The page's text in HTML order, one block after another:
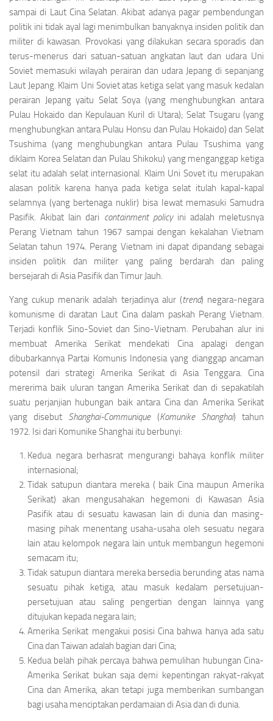
sam­pai di Laut Cina Selatan. Akibat adanya pagar pembendungan
politik ini tidak ayal lagi menim­bulkan banyaknya insiden politik dan
militer di kawasan. Provokasi yang dilakukan secara spora­dis dan
terus-menerus dari satuan-satuan angka­tan laut dan udara Uni
Soviet memasuki wilayah perairan dan udara Jepang di sepanjang
Laut Je­pang. Klaim Uni Soviet atas ketiga selat yang masuk kedalan
perairan Jepang yaitu Selat Soya (yang menghubungkan antara
Pulau Hokaido dan Kepulauan Kuril di Utara); Selat Tsugaru (yang
menghubungkan antara Pulau Honsu dan Pulau Hokaido) dan Selat
Tsushima (yang menghubungkan an­tara Pulau Tsushima yang
diklaim Korea Selatan dan Pulau Shikoku) yang menganggap ketiga
selat itu adalah selat internasional. Klaim Uni Sovet itu merupakan
alasan politik karena hanya pada ketiga selat itulah kapal-kapal
selamnya (yang bertenaga nuklir) bisa Iewat memasuki Samudra
Pasifik. Akibat lain dari containment policyini adalah meletusnya
Perang Vietnam ta­hun 1967 sampai dengan kekalahan Vietnam
Selatan tahun 1974. Perang Vietnam ini dapat dipandang sebagai
insiden politik dan militer yang paling berdarah dan paling
bersejarah di Asia Pasifik dan Timur Jauh.
Yang cukup menarik adalah terjadinya alur (trend) negara-negara
komunisme di daratan Laut Cina dalam paskah Perang Vietnam.
Terjadi konflik Sino-Soviet dan Sino-Vietnam. Perubah­an alur ini
membuat Amerika Serikat mendekati Cina apalagi dengan
dibubarkannya Partai Komunis Indonesia yang dianggap ancaman
potensil dari strategi Amerika Serikat di Asia Tengga­ra. Cina
mererima baik uluran tangan Amerika Serikat dan di sepakatilah
suatu perjanjian hu­bungan baik antara Cina dan Amerika Serikat
yang disebut Shanghai-Communique(Komunike Shanghai) tahun
1972. Isi dari Komunike Shanghai itu berbunyi:
Kedua negara berhasrat mengurangi bahaya konflik militer
internasional;
Tidak satupun diantara mereka ( baik Cina maupun Amerika
Serikat) akan mengusahakan hegemoni di Kawasan Asia
Pasifik atau di sesuatu kawasan lain di dunia dan masing-
masing pihak menentang usaha-usaha oleh sesuatu negara
lain atau kelompok negara lain untuk membangun hegemoni
semacam itu;
Tidak satupun diantara mereka bersedia berun­ding atas nama
sesuatu pihak ketiga, atau ma­suk kedalam persetujuan-
persetujuan atau saling pengertian dengan lainnya yang
ditujuk­an kepada negara lain;
Amerika Serikat mengakui posisi Cina bahwa hanya ada satu
Cina dan Taiwan adalah bagian dari Cina;
Kedua belah pihak percaya bahwa pemulihan hu­bungan Cina-
Amerika Serikat bukan saja demi kepentingan rakyat-rakyat
Cina dan Amerika, akan tetapi juga memberikan sumbangan
bagi usaha menciptakan perdamaian di Asia dan di dunia.